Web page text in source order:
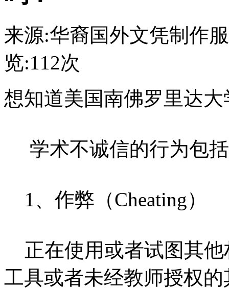
来源:华裔国外文凭制作
览:112次
想知道美国南佛罗里达
学术不诚信的行为包
1、作弊（Cheating）
正在使用或者试图其他
工具或者未经教师授权